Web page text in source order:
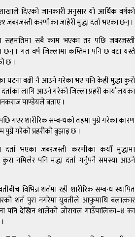
दिएको जानकारी अनुसार यो आर्थिक वर्षको
करणीका जाहेरी मुद्धा दर्ता भएका छन् ।
सहमतिमा सबै काम भएका तर पछि जबरजस्ती
। गत वर्ष जिल्लामा कम्तिमा पनि छ वटा यस्तै
छ ।
घटना बढी नै आउने गरेका भए पनि केही मुद्धा कुरो
लागि आउने गरेको जिल्ला प्रहरी कार्यालयका
पाण्डेयले बताए ।
पछि गएर शारीरिक सम्बन्धको तहमा पुग्ने गरेका कारण
गरेको प्रहरीको बुझाइ छ ।
दर्ता भएका जबरजस्ती करणीका कयौँ मुद्धामा
नमिलेर पनि मद्धा दर्ता गर्नुपर्ने समस्या आउने
विभिन्न शर्तमा रही शारीरिक सम्बन्ध स्थापित
शर्त पुरा नगरेमा युवतीले आफुमाथि बलात्कार
पनि देखिन थालेको जोरायल गाउँपालिका–४ का